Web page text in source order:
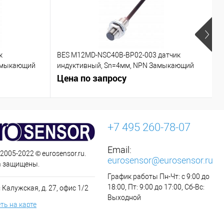
BES M12MD-NSC40B-BP02-003 датчик
индуктивный, Sn=4мм, NPN Замыкающий
контакт (NO)
Цена по запросу
2022 © eurosensor.ru.
защищены.
д. 27, офис 1/2
на карте
+7 495 260-78-07
Email:
eurosensor@eurosensor.ru
График работы Пн-Чт: с 9:00 до
18:00, Пт: 9:00 до 17:00, Сб-Вс:
Выходной